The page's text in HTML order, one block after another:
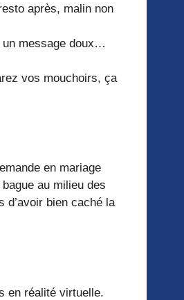
après, malin non
un message doux…
vos mouchoirs, ça
en mariage
au milieu des
d’avoir bien caché la
en réalité virtuelle.